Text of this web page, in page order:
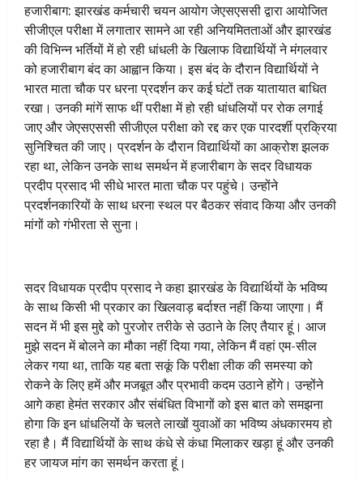
हजारीबाग: झारखंड कर्मचारी चयन आयोग जेएसएससी द्वारा आयोजित
सीजीएल परीक्षा में लगातार सामने आ रही अनियमितताओं और झारखंड
की विभिन्न भर्तियों में हो रही धांधली के खिलाफ विद्यार्थियों ने मंगलवार
को हजारीबाग बंद का आह्वान किया। इस बंद के दौरान विद्यार्थियों ने
भारत माता चौक पर धरना प्रदर्शन कर कई घंटों तक यातायात बाधित
रखा। उनकी मांगें साफ थीं परीक्षा में हो रही धांधलियों पर रोक लगाई
जाए और जेएसएससी सीजीएल परीक्षा को रद्द कर एक पारदर्शी प्रक्रिया
सुनिश्चित की जाए। प्रदर्शन के दौरान विद्यार्थियों का आक्रोश झलक
रहा था, लेकिन उनके साथ समर्थन में हजारीबाग के सदर विधायक
प्रदीप प्रसाद भी सीधे भारत माता चौक पर पहुंचे। उन्होंने
प्रदर्शनकारियों के साथ धरना स्थल पर बैठकर संवाद किया और उनकी
मांगों को गंभीरता से सुना।
सदर विधायक प्रदीप प्रसाद ने कहा झारखंड के विद्यार्थियों के भविष्य
के साथ किसी भी प्रकार का खिलवाड़ बर्दाश्त नहीं किया जाएगा। मैं
सदन में भी इस मुद्दे को पुरजोर तरीके से उठाने के लिए तैयार हूं। आज
मुझे सदन में बोलने का मौका नहीं दिया गया, लेकिन मैं वहां एम-सील
लेकर गया था, ताकि यह बता सकूं कि परीक्षा लीक की समस्या को
रोकने के लिए हमें और मजबूत और प्रभावी कदम उठाने होंगे। उन्होंने
आगे कहा हेमंत सरकार और संबंधित विभागों को इस बात को समझना
होगा कि इन धांधलियों के चलते लाखों युवाओं का भविष्य अंधकारमय हो
रहा है। मैं विद्यार्थियों के साथ कंधे से कंधा मिलाकर खड़ा हूं और उनकी
हर जायज मांग का समर्थन करता हूं।